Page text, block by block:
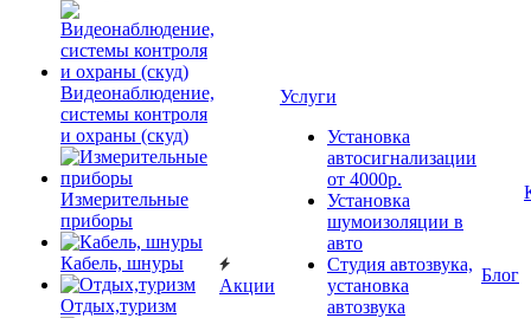
Видеонаблюдение,
системы контроля
и охраны (скуд)
Измерительные
приборы
Кабель, шнуры
Отдых,туризм
Акции
Услуги
Установка
автосигнализации
от 4000р.
Установка
шумоизоляции в
авто
Студия автозвука,
установка
автозвука
Блог